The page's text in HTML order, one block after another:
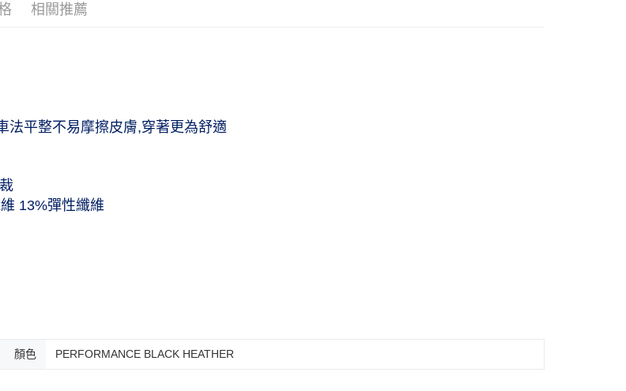
相關推薦
法平整不易摩擦皮膚,穿著更為舒適
13%彈性纖維
顏色 PERFORMANCE BLACK HEATHER